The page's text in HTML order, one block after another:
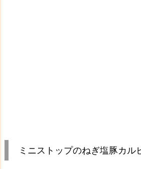
ミニストップのねぎ塩豚カル